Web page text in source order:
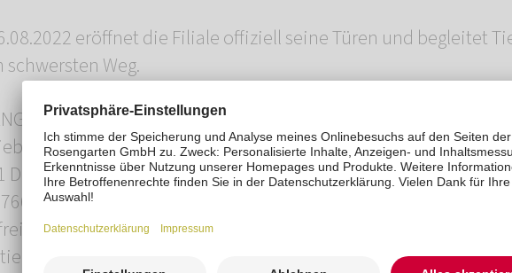
eröffnet die Filiale offiziell seine Türen und begleitet
schwersten Weg.
Tierbestattung Freiburg
Daimler-Straße 13/1
Denzlingen
88 30 550
rosengarten.de
freiburg.de